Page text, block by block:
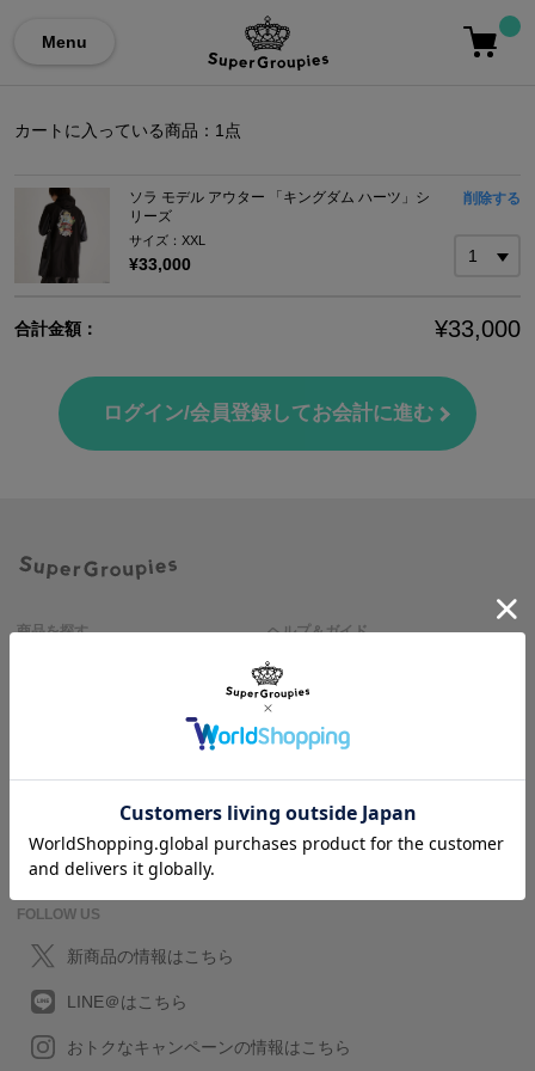
Menu
カートに入っている商品： 1 点
ソラ モデル アウター 「キングダム ハーツ」シ
リーズ
サイズ：XXL
¥33,000
削除する
合計金額： ¥33,000
ログイン/会員登録してお会計に進む
商品を探す ヘルプ＆ガイド
アニメバウンド
お問い合わせ
FOLLOW US
新商品の情報はこちら
LINE＠はこちら
おトクなキャンペーンの情報はこちら